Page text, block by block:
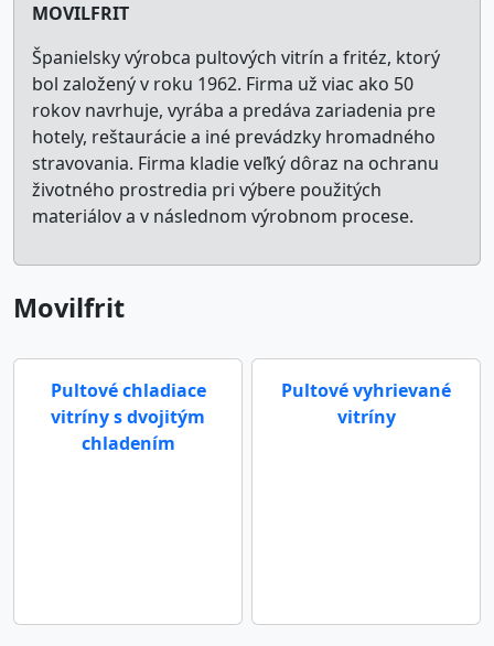
MOVILFRIT
Španielsky výrobca pultových vitrín a fritéz, ktorý
bol založený v roku 1962. Firma už viac ako 50
rokov navrhuje, vyrába a predáva zariadenia pre
hotely, reštaurácie a iné prevádzky hromadného
stravovania. Firma kladie veľký dôraz na ochranu
životného prostredia pri výbere použitých
materiálov a v následnom výrobnom procese.
Movilfrit
Pultové chladiace
vitríny s dvojitým
chladením
Pultové vyhrievané
vitríny